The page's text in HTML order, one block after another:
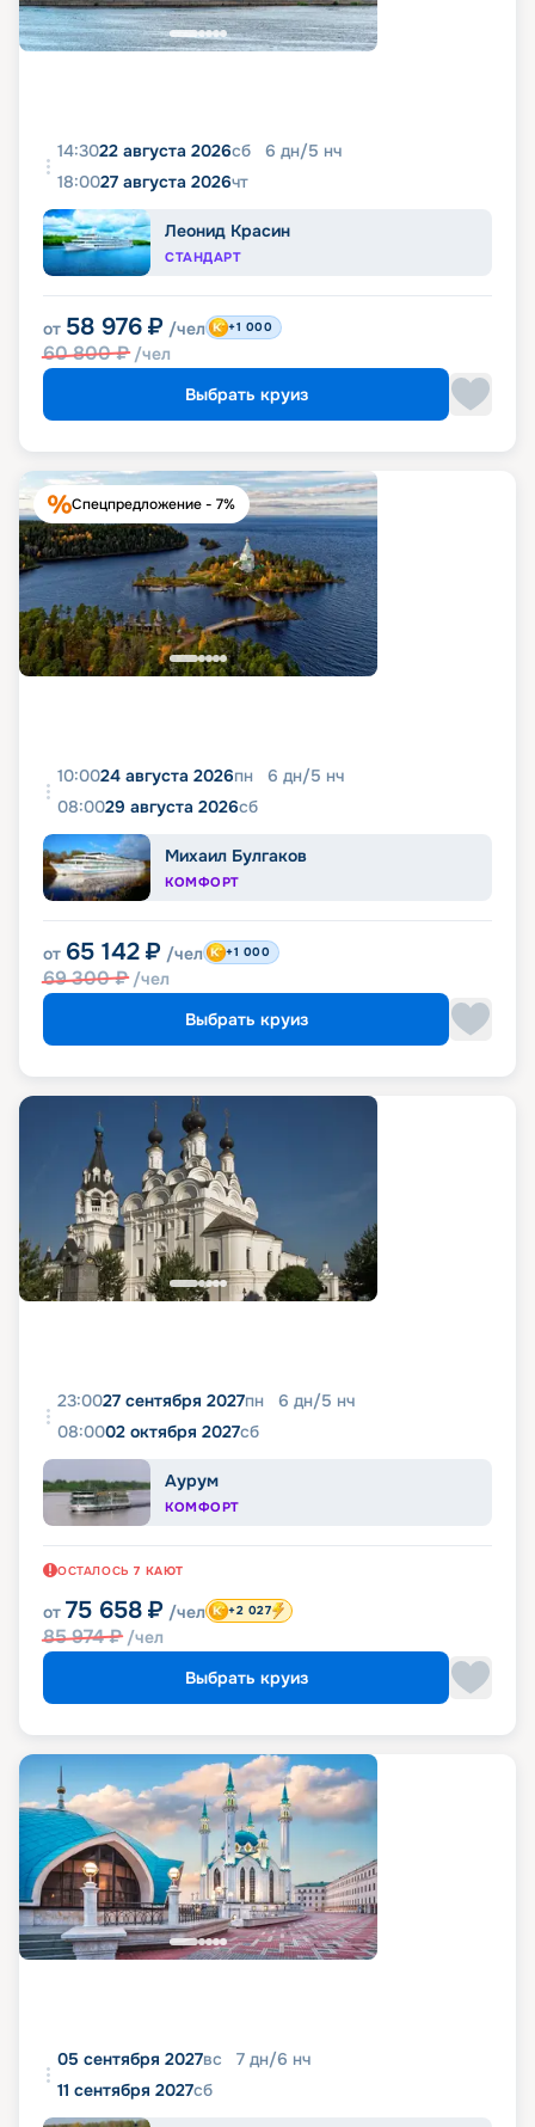
14:3022 августа 2026сб 6 дн/5 нч
18:0027 августа 2026чт
Леонид Красин
СТАНДАРТ
от 58 976 ₽ /чел
60 800₽ /чел
+1 000
Выбрать круиз
Спецпредложение - 7%
10:0024 августа 2026пн 6 дн/5 нч
08:0029 августа 2026сб
Михаил Булгаков
КОМФОРТ
от 65 142 ₽ /чел
69 300₽ /чел
+1 000
Выбрать круиз
23:0027 сентября 2027пн 6 дн/5 нч
08:0002 октября 2027сб
Аурум
КОМФОРТ
ОСТАЛОСЬ 7 КАЮТ
от 75 658 ₽ /чел
85 974₽ /чел
+2 027
Выбрать круиз
05 сентября 2027вс 7 дн/6 нч
11 сентября 2027сб